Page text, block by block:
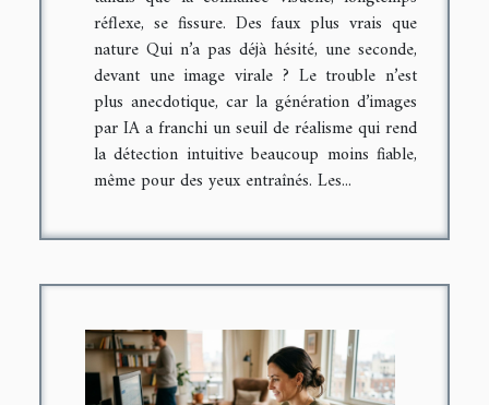
réflexe, se fissure. Des faux plus vrais que
nature Qui n’a pas déjà hésité, une seconde,
devant une image virale ? Le trouble n’est
plus anecdotique, car la génération d’images
par IA a franchi un seuil de réalisme qui rend
la détection intuitive beaucoup moins fiable,
même pour des yeux entraînés. Les...